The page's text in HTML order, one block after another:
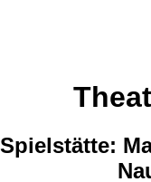
Spielstätte: